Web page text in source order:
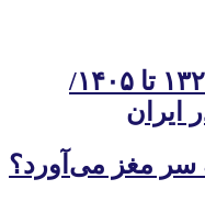
رکوردشکنی‌های تورم از ۱۳۲۰ تا ۱۴۰۵/
سر مغز می‌آورد؟